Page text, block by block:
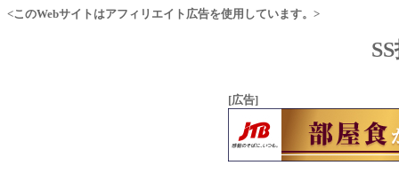
<このWebサイトはアフィリエイト広告を使用しています。>
[広告]